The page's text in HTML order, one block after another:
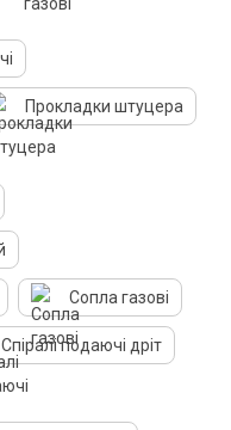
Прокладки штуцера
Сопла газові
Спіралі подаючі дріт